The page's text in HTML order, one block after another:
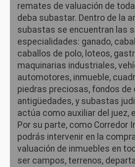
remates de valuación de
deba subastar. Dentro de la
subastas se encuentran las
especialidades: ganado,
caballos de polo, loteos,
maquinarias industriales,
automotores, inmueble,
piedras preciosas, fondos de
antigüedades, y subastas
actúa como auxiliar del juez,
Por su parte, como Corredor
podrás intervenir en la
valuación de inmuebles en
ser campos, terrenos,